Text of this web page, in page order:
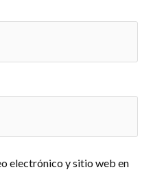
electrónico y sitio web en